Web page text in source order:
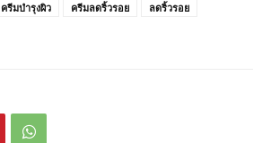
ครีมบำรุงผิว ครีมลดริ้วรอย
ลดริ้วรอย